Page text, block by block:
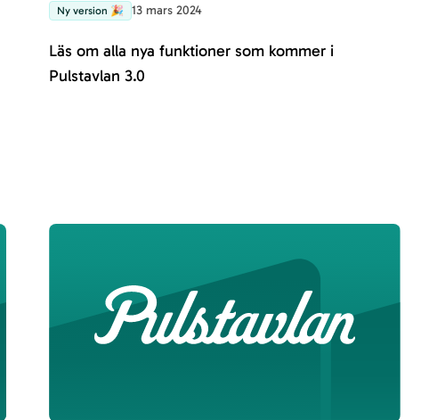
Ny version 🎉 13 mars 2024
Läs om alla nya funktioner som kommer i
Pulstavlan 3.0